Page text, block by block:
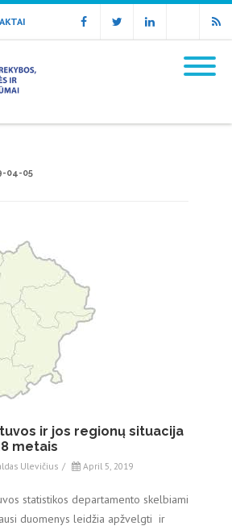
Email RSS
04-05
ir jos regionų situacija
metais
Ulevičius / April 5, 2019
statistikos departamento skelbiami
duomenys leidžia apžvelgti ir